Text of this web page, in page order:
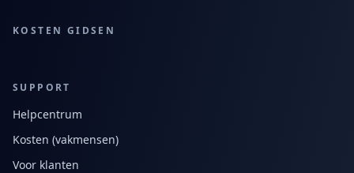
KOSTEN GIDSEN
SUPPORT
Helpcentrum
Kosten (vakmensen)
Voor klanten